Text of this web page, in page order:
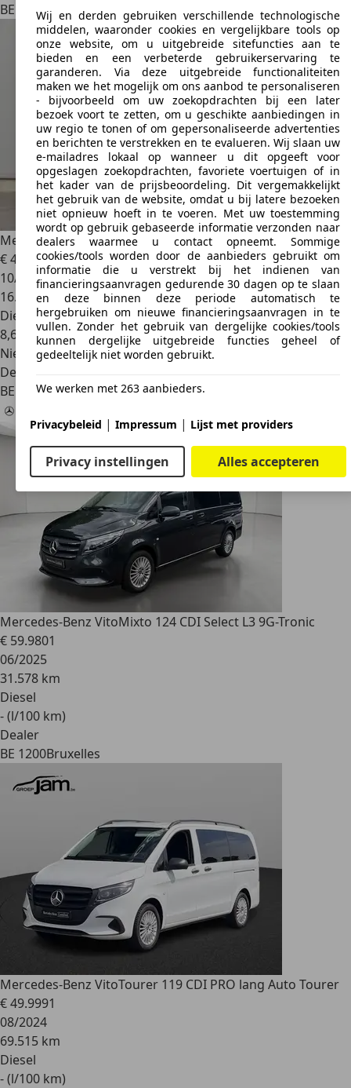
BE 8550Zwevegem
Mercedes-Benz Vito2.0 Tourer l 8 PL l Navi l Camera l
€ 47.9991
10/2024
16.637 km
Diesel
8,6 l/100 km (comb.)
Nieuw
Dealer
BE 9620Zottegem
Mercedes-Benz VitoMixto 124 CDI Select L3 9G-Tronic
€ 59.9801
06/2025
31.578 km
Diesel
- (l/100 km)
Dealer
BE 1200Bruxelles
Mercedes-Benz VitoTourer 119 CDI PRO lang Auto Tourer
€ 49.9991
08/2024
69.515 km
Diesel
- (l/100 km)
Wij en derden gebruiken verschillende technologische
middelen, waaronder cookies en vergelijkbare tools op
onze website, om u uitgebreide sitefuncties aan te
bieden en een verbeterde gebruikerservaring te
garanderen. Via deze uitgebreide functionaliteiten
maken we het mogelijk om ons aanbod te personaliseren
- bijvoorbeeld om uw zoekopdrachten bij een later
bezoek voort te zetten, om u geschikte aanbiedingen in
uw regio te tonen of om gepersonaliseerde advertenties
en berichten te verstrekken en te evalueren. Wij slaan uw
e-mailadres lokaal op wanneer u dit opgeeft voor
opgeslagen zoekopdrachten, favoriete voertuigen of in
het kader van de prijsbeoordeling. Dit vergemakkelijkt
het gebruik van de website, omdat u bij latere bezoeken
niet opnieuw hoeft in te voeren. Met uw toestemming
wordt op gebruik gebaseerde informatie verzonden naar
dealers waarmee u contact opneemt. Sommige
cookies/tools worden door de aanbieders gebruikt om
informatie die u verstrekt bij het indienen van
financieringsaanvragen gedurende 30 dagen op te slaan
en deze binnen deze periode automatisch te
hergebruiken om nieuwe financieringsaanvragen in te
vullen. Zonder het gebruik van dergelijke cookies/tools
kunnen dergelijke uitgebreide functies geheel of
gedeeltelijk niet worden gebruikt.
We werken met 263 aanbieders.
Privacybeleid | Impressum | Lijst met providers
Privacy instellingen Alles accepteren